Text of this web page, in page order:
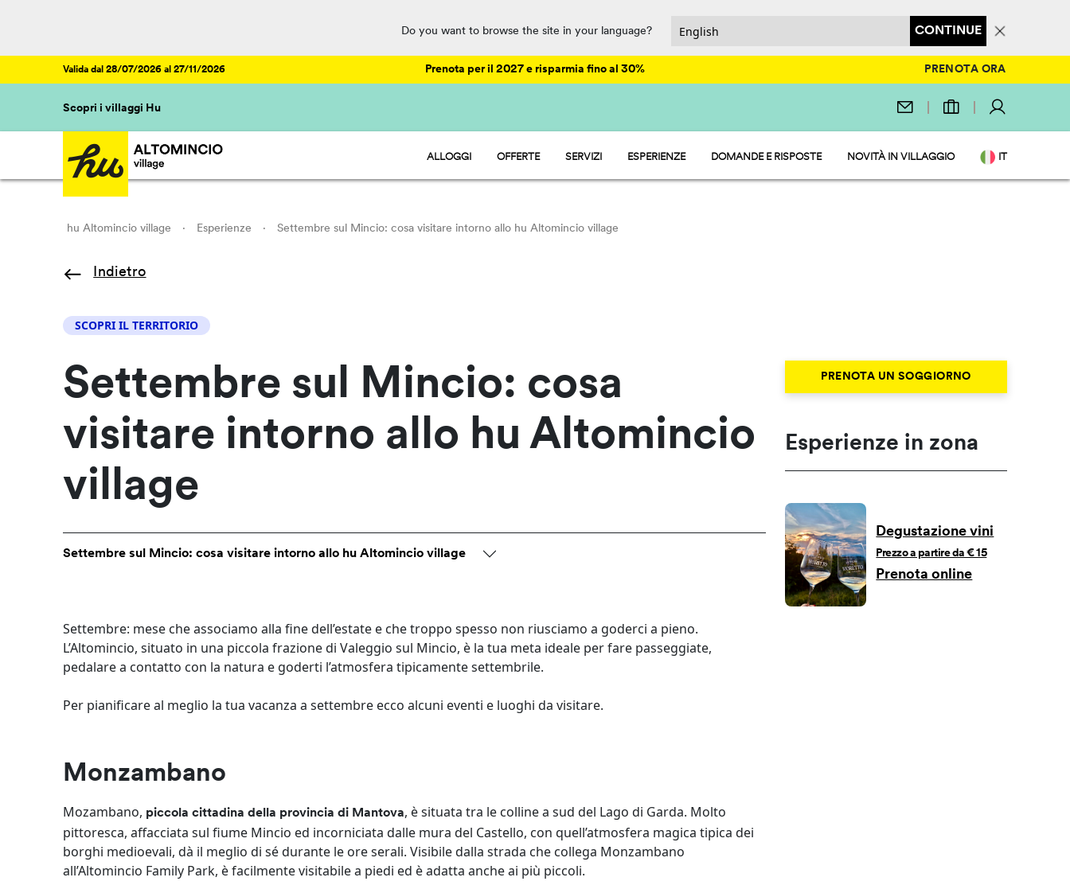
Do you want to browse the site in your language? CONTINUE
Valida dal 28/07/2026 al 27/11/2026 Prenota per il 2027 e risparmia fino al 30% PRENOTA ORA
Scopri i villaggi Hu
ALLOGGI
HU ROOM - CAMERE
OFFERTE SERVIZI
PARCO ACQUATICO
SPORT E DIVERTIMENTO
ESPERIENZE DOMANDE E RISPOSTE NOVITÀ IN VILLAGGIO IT
DE
hu Altomincio village · Esperienze · Settembre sul Mincio: cosa visitare intorno allo hu Altomincio village
Indietro
SCOPRI IL TERRITORIO
Settembre sul Mincio: cosa
visitare intorno allo hu Altomincio
village
Settembre sul Mincio: cosa visitare intorno allo hu Altomincio village
Settembre: mese che associamo alla fine dell’estate e che troppo spesso non riusciamo a goderci a pieno.
L’Altomincio, situato in una piccola frazione di Valeggio sul Mincio, è la tua meta ideale per fare passeggiate,
pedalare a contatto con la natura e goderti l’atmosfera tipicamente settembrile.
Per pianificare al meglio la tua vacanza a settembre ecco alcuni eventi e luoghi da visitare.
Monzambano
Mozambano, piccola cittadina della provincia di Mantova, è situata tra le colline a sud del Lago di Garda. Molto
pittoresca, affacciata sul fiume Mincio ed incorniciata dalle mura del Castello, con quell’atmosfera magica tipica dei
borghi medioevali, dà il meglio di sé durante le ore serali. Visibile dalla strada che collega Monzambano
all’Altomincio Family Park, è facilmente visitabile a piedi ed è adatta anche ai più piccoli.
PRENOTA UN SOGGIORNO
Esperienze in zona
Degustazione vini
Prezzo a partire da € 15
Prenota online